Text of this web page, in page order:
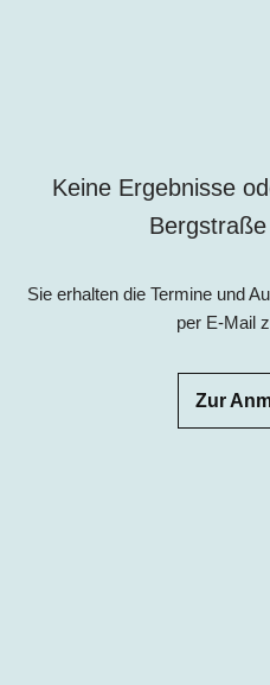
Keine Ergebnisse
Sie erhalten die Termine und
per E-Mail
Zur